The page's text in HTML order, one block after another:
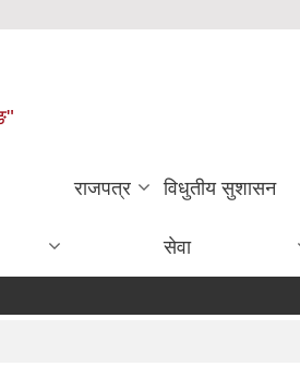
राजपत्र विधुतीय सुशासन
सेवा